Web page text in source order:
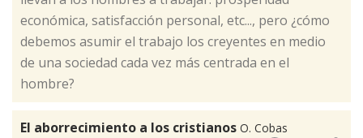
económica, satisfacción personal, etc..., pero ¿cómo
debemos asumir el trabajo los creyentes en medio
de una sociedad cada vez más centrada en el
hombre?
El aborrecimiento a los cristianos O. Cobas